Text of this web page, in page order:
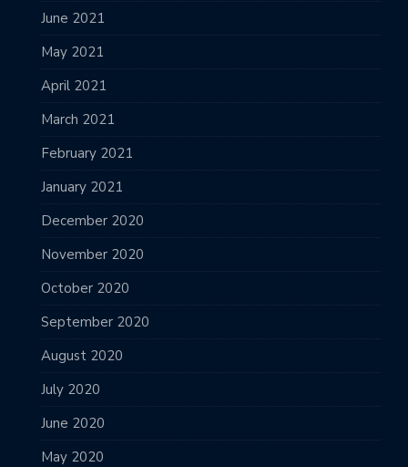
June 2021
May 2021
April 2021
March 2021
February 2021
January 2021
December 2020
November 2020
October 2020
September 2020
August 2020
July 2020
June 2020
May 2020